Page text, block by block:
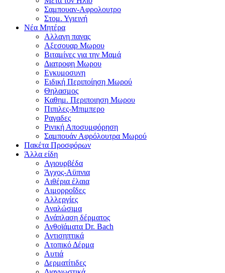
Σαμπουαν-Αφρολουτρο
Στομ. Υγιεινή
Νέα Μητέρα
Αλλαγη πανας
Αξεσουαρ Μωρου
Βιταμίνες για την Μαμά
Διατροφη Μωρου
Εγκυμοσυνη
Ειδική Περιποίηση Μωρού
Θηλασμος
Καθημ. Περιποιηση Μωρου
Πιπιλες-Μπιμπερο
Ραγαδες
Ρινική Αποσυμφόρηση
Σαμπουάν Αφρόλουτρα Μωρού
Πακέτα Προσφόρων
Άλλα είδη
Αγιουρβέδα
Άγχος-Αϋπνια
Αιθέρια έλαια
Αιμορροΐδες
Αλλεργίες
Αναλώσιμα
Ανάπλαση δέρματος
Ανθοϊάματα Dr. Bach
Αντισηπτικά
Ατοπικό Δέρμα
Αυτιά
Δερματίτιδες